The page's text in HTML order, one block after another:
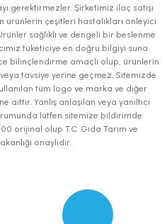
olmalı.
gerektirmezler. Şirketimiz ilaç satışı
ürünlerin çeşitleri hastalıkları önleyici
sağlıklı ve dengeli bir beslenme
tüketiciye en doğru bilgiyi suna
bilinçlendirme amaçlı olup, ürünlerin
tavsiye yerine geçmez. Sitemizde
tüm logo ve marka ve diğer
Yanlış anlaşılan veya yanıltıcı
lütfen sitemize bildirimde
orijinal olup T.C. Gıda Tarım ve
onaylıdır.